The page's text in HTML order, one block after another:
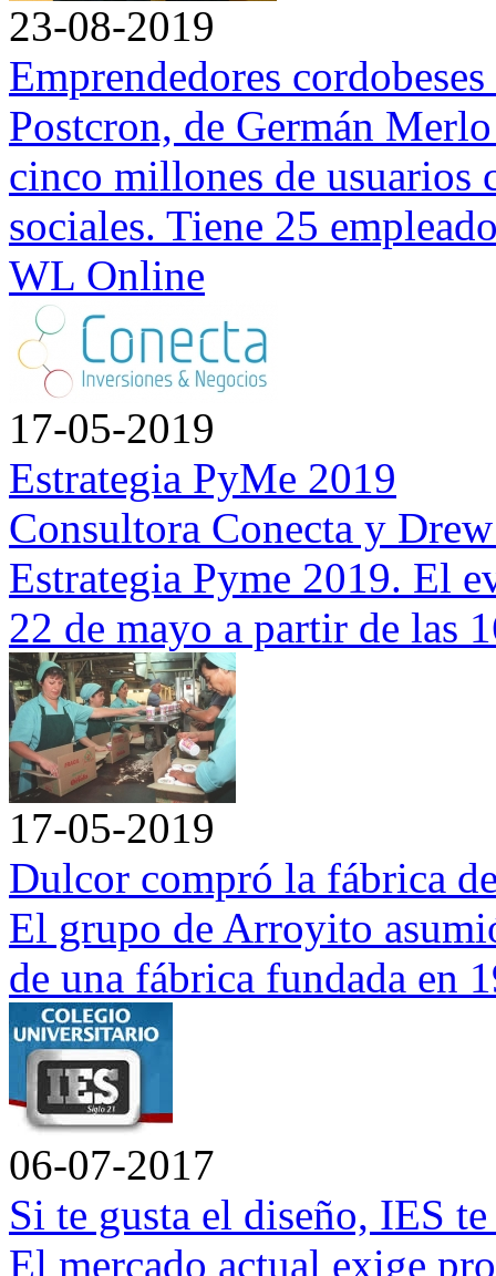
23-08-2019
Emprendedores
Postcron, de Germán
cinco millones de usuarios
sociales. Tiene 25
WL Online
17-05-2019
Estrategia PyMe 2019
Consultora Conecta y
Estrategia Pyme 2019. El
22 de mayo a partir de las
17-05-2019
Dulcor compró la fábrica
El grupo de Arroyito
de una fábrica fundada en
06-07-2017
Si te gusta el diseño, IES
El mercado actual exige